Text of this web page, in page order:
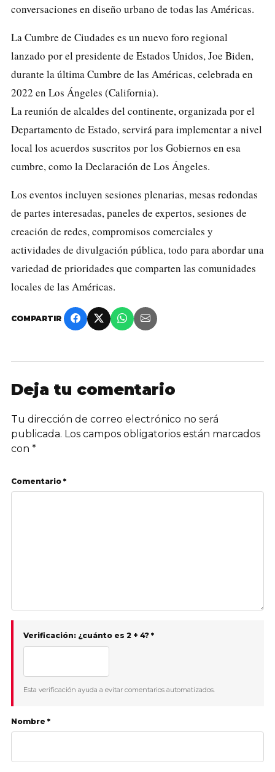
conversaciones en diseño urbano de todas las Américas.
La Cumbre de Ciudades es un nuevo foro regional
lanzado por el presidente de Estados Unidos, Joe Biden,
durante la última Cumbre de las Américas, celebrada en
2022 en Los Ángeles (California).
La reunión de alcaldes del continente, organizada por el
Departamento de Estado, servirá para implementar a nivel
local los acuerdos suscritos por los Gobiernos en esa
cumbre, como la Declaración de Los Ángeles.
Los eventos incluyen sesiones plenarias, mesas redondas
de partes interesadas, paneles de expertos, sesiones de
creación de redes, compromisos comerciales y
actividades de divulgación pública, todo para abordar una
variedad de prioridades que comparten las comunidades
locales de las Américas.
COMPARTIR
Deja tu comentario
Tu dirección de correo electrónico no será
publicada. Los campos obligatorios están marcados
con *
Comentario *
Verificación: ¿cuánto es 2 + 4? *
Esta verificación ayuda a evitar comentarios automatizados.
Nombre *